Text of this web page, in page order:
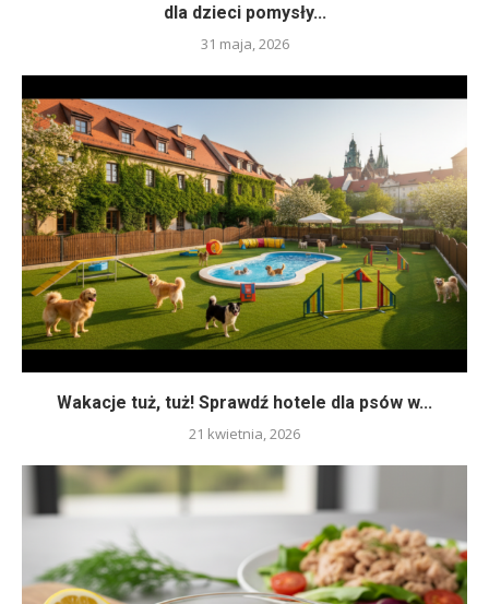
dla dzieci pomysły...
31 maja, 2026
Wakacje tuż, tuż! Sprawdź hotele dla psów w...
21 kwietnia, 2026